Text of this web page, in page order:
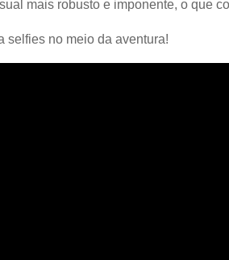
mais robusto e imponente, o que
selfies no meio da aventura!